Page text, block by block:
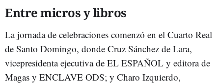
Entre micros y libros
La jornada de celebraciones comenzó en el Cuarto Real
de Santo Domingo, donde Cruz Sánchez de Lara,
vicepresidenta ejecutiva de EL ESPAÑOL y editora de
Magas y ENCLAVE ODS; y Charo Izquierdo,